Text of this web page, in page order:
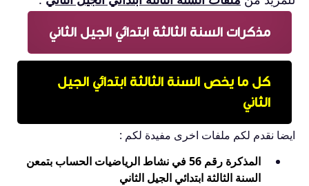
مذكرات السنة الثالثة ابتدائي الجيل الثاني
كل ما يخص السنة الثالثة ابتدائي الجيل
الثاني
ايضا نقدم لكم ملفات اخرى مفيدة لكم :
المذكرة رقم 56 في نشاط الرياضيات الحساب بتمعن
السنة الثالثة ابتدائي الجيل الثاني